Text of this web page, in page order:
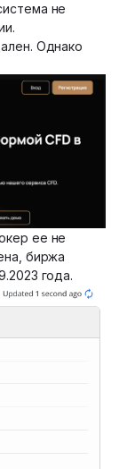
не
Однако
ее не
биржа
года.